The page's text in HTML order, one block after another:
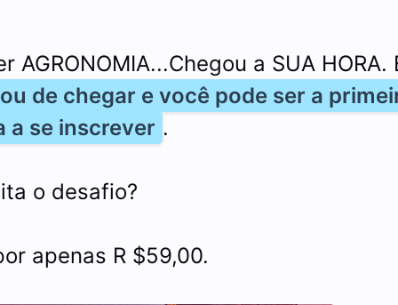
a SUA HORA.
de chegar e você pode ser a
a se inscrever .
o desafio?
apenas R $59,00.